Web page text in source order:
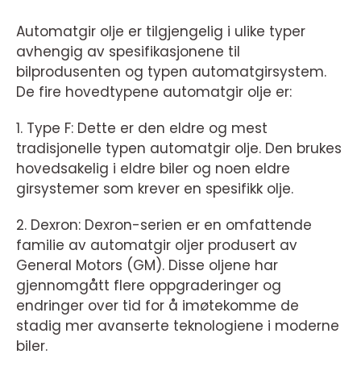
Automatgir olje er tilgjengelig i ulike typer
avhengig av spesifikasjonene til
bilprodusenten og typen automatgirsystem.
De fire hovedtypene automatgir olje er:
1. Type F: Dette er den eldre og mest
tradisjonelle typen automatgir olje. Den brukes
hovedsakelig i eldre biler og noen eldre
girsystemer som krever en spesifikk olje.
2. Dexron: Dexron-serien er en omfattende
familie av automatgir oljer produsert av
General Motors (GM). Disse oljene har
gjennomgått flere oppgraderinger og
endringer over tid for å imøtekomme de
stadig mer avanserte teknologiene i moderne
biler.